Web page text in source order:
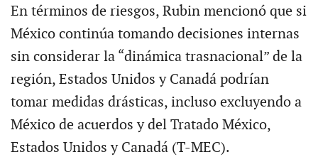
En términos de riesgos, Rubin mencionó que si
México continúa tomando decisiones internas
sin considerar la “dinámica trasnacional” de la
región, Estados Unidos y Canadá podrían
tomar medidas drásticas, incluso excluyendo a
México de acuerdos y del Tratado México,
Estados Unidos y Canadá (T-MEC).